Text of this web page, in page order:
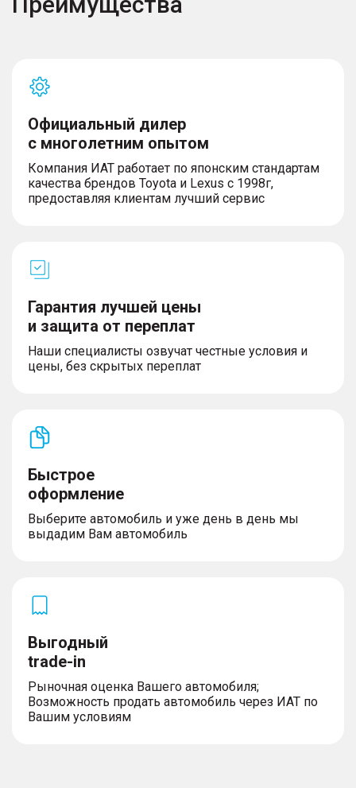
Официальный дилер
с многолетним опытом
Компания ИАТ работает по японским стандартам
качества брендов Toyota и Lexus с 1998г,
предоставляя клиентам лучший сервис
Гарантия лучшей цены
и защита от переплат
Наши специалисты озвучат честные условия и
цены, без скрытых переплат
Быстрое
оформление
Выберите автомобиль и уже день в день мы
выдадим Вам автомобиль
Выгодный
trade-in
Рыночная оценка Вашего автомобиля;
Возможность продать автомобиль через ИАТ по
Вашим условиям